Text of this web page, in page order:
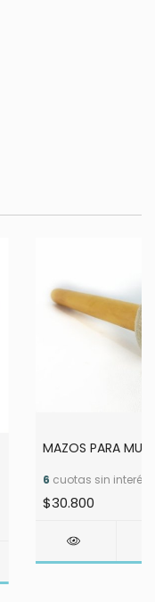
MAZOS PARA
6 cuotas sin interés
$30.800